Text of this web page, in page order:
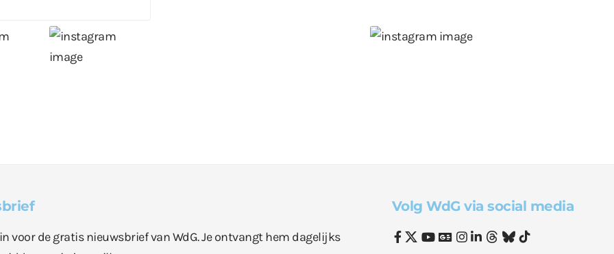
voor de gratis nieuwsbrief van WdG. Je ontvangt hem dagelijks
Volg WdG via social media